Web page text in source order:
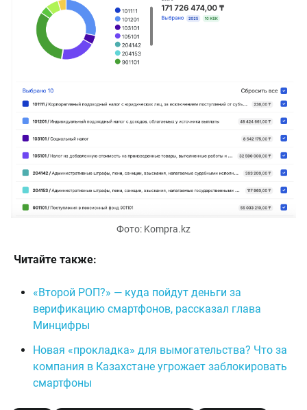
Фото: Kompra.kz
Читайте также:
«Второй РОП?» — куда пойдут деньги за
верификацию смартфонов, рассказал глава
Минцифры
Новая «прокладка» для вымогательства? Что за
компания в Казахстане угрожает заблокировать
смартфоны